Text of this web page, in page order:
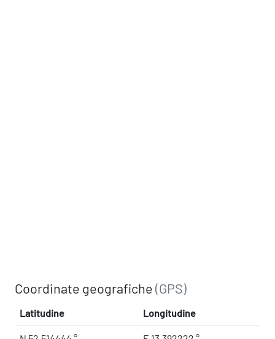
Coordinate geografiche(GPS)
Latitudine Longitudine